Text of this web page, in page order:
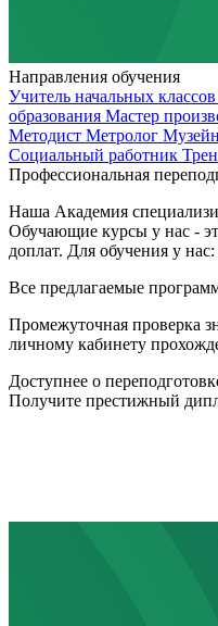
Направления обучения
Учитель начальных классов
образования Мастер
Методист Метролог
Социальный работник
Профессиональная
Наша Академия
Обучающие курсы у нас -
доплат. Для обучения у
Все предлагаемые
Промежуточная проверка
личному кабинету
Доступнее о
Получите престижный